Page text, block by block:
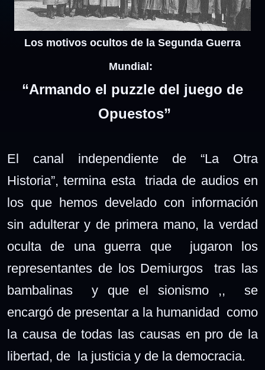
Los motivos ocultos de la Segunda Guerra
Mundial:
“Armando el puzzle del juego de
Opuestos”
El canal independiente de “La Otra
Historia”, termina esta triada de audios en
los que hemos develado con información
sin adulterar y de primera mano, la verdad
oculta de una guerra que jugaron los
representantes de los Demiurgos tras las
bambalinas y que el sionismo ,, se
encargó de presentar a la humanidad como
la causa de todas las causas en pro de la
libertad, de la justicia y de la democracia.